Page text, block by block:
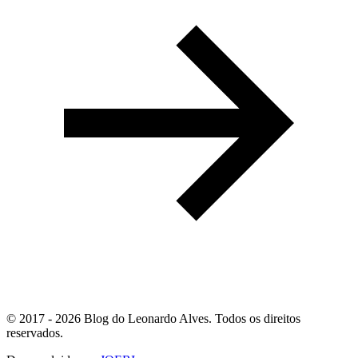
© 2017 - 2026 Blog do Leonardo Alves. Todos os direitos
reservados.